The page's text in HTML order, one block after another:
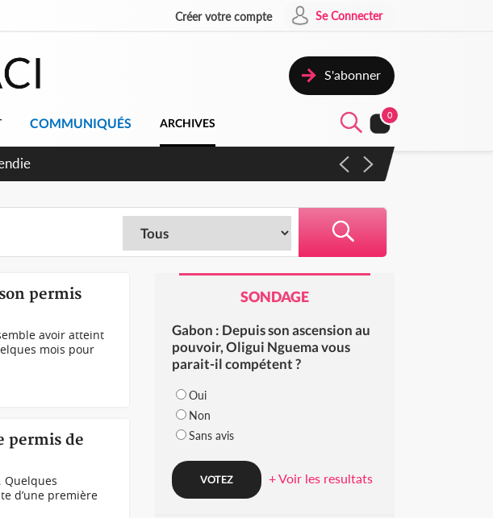
Créer votre compte Se Connecter
S'abonner
COMMUNIQUÉS ARCHIVES
0
en vaste campagne contre les produits
permis
avoir atteint
mois pour
permis de
Quelques
d’une première
SONDAGE
Gabon : Depuis son ascension au
pouvoir, Oligui Nguema vous
parait-il compétent ?
Oui
Non
Sans avis
+ Voir les resultats